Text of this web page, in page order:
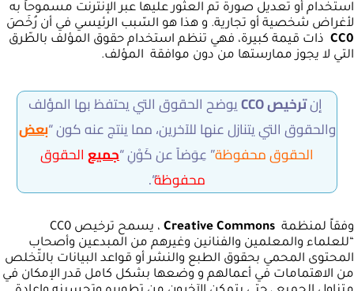
استخدام أو تعديل صورة تم العثور عليها عبر الإنترنت مسموحاً به
لأغراض شخصية أو تجارية. و هذا هو السّبب الرئيسي في أن رُخَصَ
CC0 ذات قيمة كبيرة، فهي تنظم استخدام حقوق المؤلف بالطّرق
التي لا يجوز ممارستها من دون موافقة المؤلف.
إنترخيص CCO
يوضح الحقوق التي يحتفظ بها المؤلف
والحقوق التي يتنازل عنها للآخرين، مما ينتج عنه كون “بعض
الحقوق محفوظة” عِوَضاً عن كَوْنِ “جميعالحقوق
محفوظة“.
وفقاً لمنظمة Creative Commons
، يسمح ترخيص CC0
“للعلماء والمعلمين والفنانين وغيرهم من المبدعين وأصحاب
المحتوى المحمي بحقوق الطبع والنشر أو قواعد البيانات بالتّخلص
من الاهتمامات في أعمالهم و وضعها بشكل كامل قدر الإمكان في